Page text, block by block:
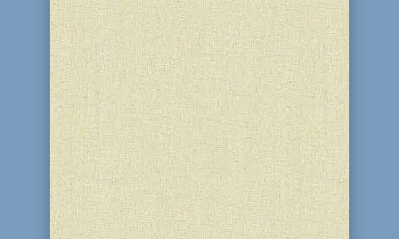
10-11 Тамуза 5786 (25-26 червня 2026)
у благодійному центрі “Бейт Барух” і
синагозі “Бейт Реувен” (м. Кам'янське)
членам єврейської громади міста було
організовано видачу та адресну
доставку наборів для проведення
Шабату. Запалювання свічок у
Кам'янському: п'ятниця о...